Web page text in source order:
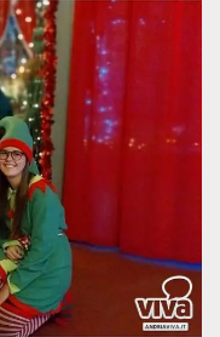
Vencimiento Descripción
1 año
CloudFlare para
identificar el
tráfico web de
confianza y
anular cualquier